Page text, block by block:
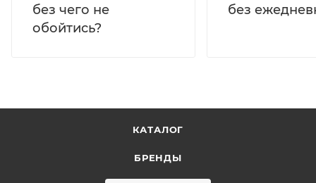
без чего не
обойтись?
без
КАТАЛОГ
БРЕНДЫ